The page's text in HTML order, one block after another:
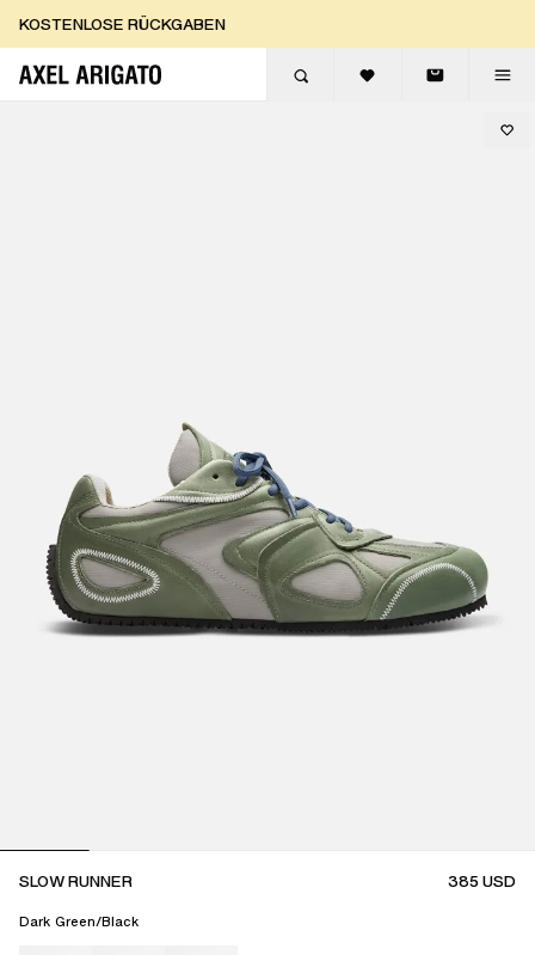
Zum Inhalt springen
KOSTENLOSE RÜCKGABEN
KOSTENLOSE EXPRESSLIEFERUNG
SLOW RUNNER 385USD
Dark Green/Black